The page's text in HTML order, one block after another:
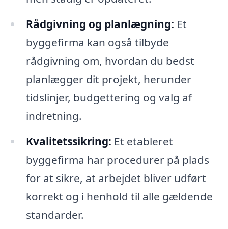
Rådgivning og planlægning: Et
byggefirma kan også tilbyde
rådgivning om, hvordan du bedst
planlægger dit projekt, herunder
tidslinjer, budgettering og valg af
indretning.
Kvalitetssikring: Et etableret
byggefirma har procedurer på plads
for at sikre, at arbejdet bliver udført
korrekt og i henhold til alle gældende
standarder.